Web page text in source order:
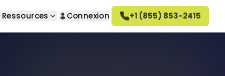
Ressources Connexion +1 (855) 853-2415